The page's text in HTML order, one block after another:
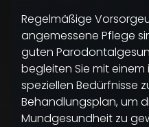
Regelmäßige
angemessene Pflege
guten
begleiten Sie mit einem
speziellen Bedürfnisse
Behandlungsplan, um
Mundgesundheit zu